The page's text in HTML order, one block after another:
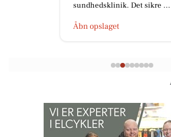
sundhedsklinik. Det sikre ...
Åbn opslaget